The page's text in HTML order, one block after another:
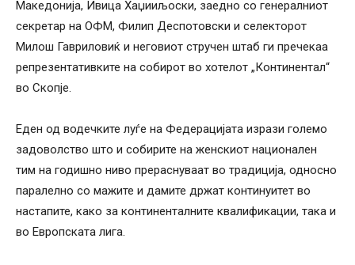
Македонија, Ивица Хаџииљоски, заедно со генералниот
секретар на ОФМ, Филип Деспотовски и селекторот
Милош Гавриловиќ и неговиот стручен штаб ги пречекаа
репрезентативките на собирот во хотелот „Континентал“
во Скопје.
Еден од водечките луѓе на Федерацијата изрази големо
задоволство што и собирите на женскиот национален
тим на годишно ниво прераснуваат во традиција, односно
паралелно со мажите и дамите држат континуитет во
настапите, како за континенталните квалификации, така и
во Европската лига.